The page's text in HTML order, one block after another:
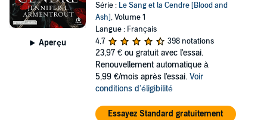
Aperçu
Série : Le Sang et la Cendre [Blood and
Ash], Volume 1
Langue : Français
4,7
398 notations
23,97 € ou gratuit avec l'essai.
Renouvellement automatique à
5,99 €/mois après l'essai. Voir
conditions d'éligibilité
Essayez Standard gratuitement